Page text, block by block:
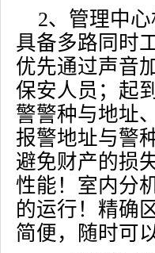
2、管理中
具备多路同时
优先通过声音
保安人员；起
警警种与地址
报警地址与警
避免财产的损
性能！室内分
的运行！精确
简便，随时可